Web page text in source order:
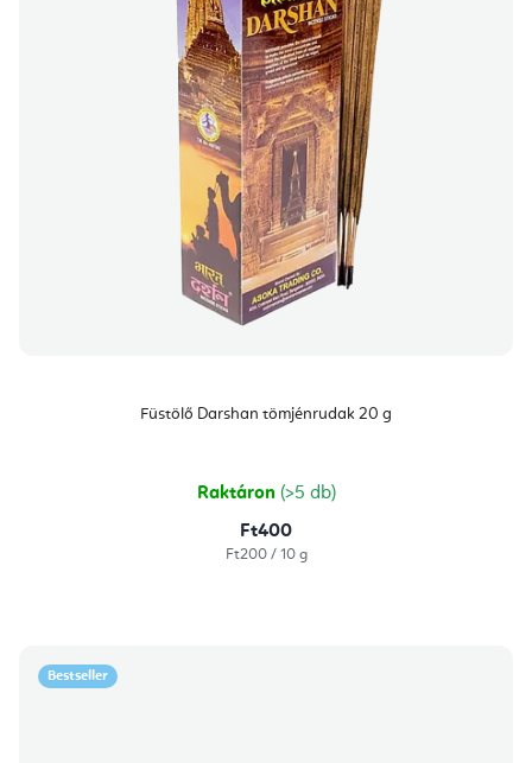
Füstölő Darshan tömjénrudak 20 g
Raktáron (>5 db)
Ft400
Egységár:
Ft200 / 10 g
Bestseller